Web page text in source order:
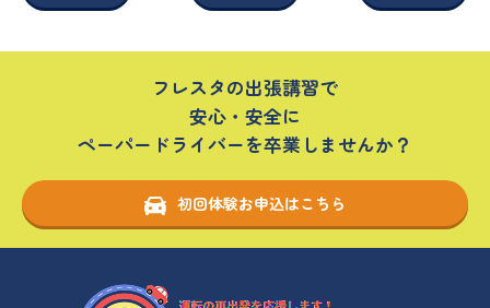
フレスタの出張講習で
安心・安全に
ペーパードライバーを卒業しませんか？
初回体験お申込はこちら